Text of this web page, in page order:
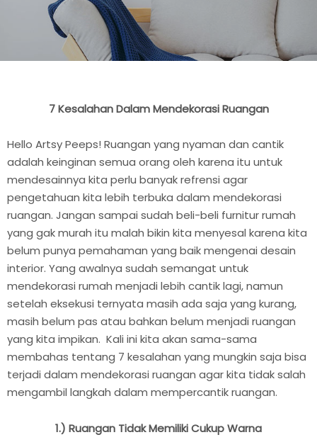
7 Kesalahan Dalam Mendekorasi Ruangan
Hello Artsy Peeps! Ruangan yang nyaman dan cantik
adalah keinginan semua orang oleh karena itu untuk
mendesainnya kita perlu banyak refrensi agar
pengetahuan kita lebih terbuka dalam mendekorasi
ruangan. Jangan sampai sudah beli-beli furnitur rumah
yang gak murah itu malah bikin kita menyesal karena kita
belum punya pemahaman yang baik mengenai desain
interior. Yang awalnya sudah semangat untuk
mendekorasi rumah menjadi lebih cantik lagi, namun
setelah eksekusi ternyata masih ada saja yang kurang,
masih belum pas atau bahkan belum menjadi ruangan
yang kita impikan. Kali ini kita akan sama-sama
membahas tentang 7 kesalahan yang mungkin saja bisa
terjadi dalam mendekorasi ruangan agar kita tidak salah
mengambil langkah dalam mempercantik ruangan.
1.) Ruangan Tidak Memiliki Cukup Warna